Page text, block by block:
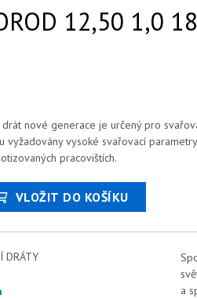
12,50 1,0
nové generace je určený pro
vyžadovány vysoké svařovací
pracovištích.
VLOŽIT DO KOŠÍKU
DRÁTY
a